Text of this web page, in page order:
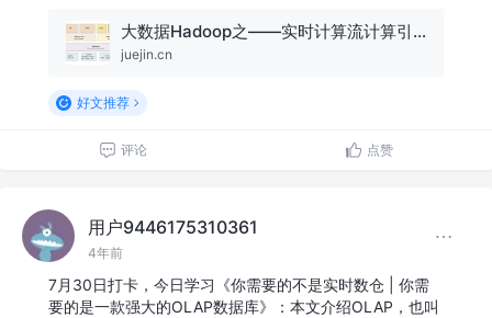
大数据Hadoop之——实时计算流计算引擎Flink（Flink环境部署）
juejin.cn
好文推荐
评论 点赞
用户9446175310361
4年前
7月30日打卡，今日学习《你需要的不是实时数仓 | 你需
要的是一款强大的OLAP数据库》：本文介绍OLAP，也叫